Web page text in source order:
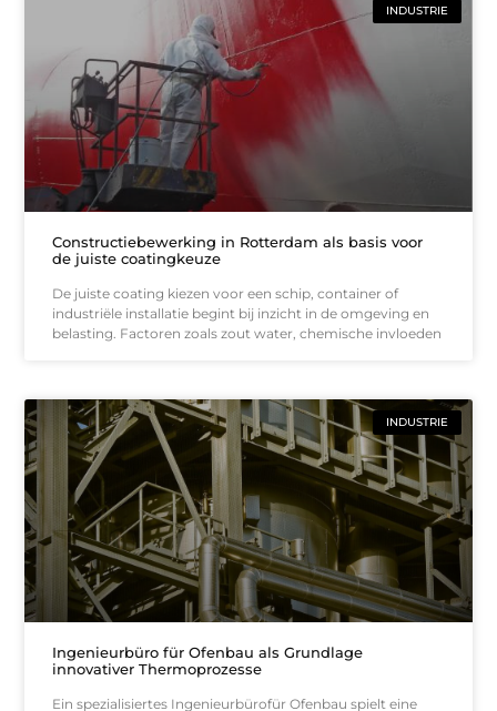
INDUSTRIE
Constructiebewerking in Rotterdam als basis voor
de juiste coatingkeuze
De juiste coating kiezen voor een schip, container of
industriële installatie begint bij inzicht in de omgeving en
belasting. Factoren zoals zout water, chemische invloeden
INDUSTRIE
Ingenieurbüro für Ofenbau als Grundlage
innovativer Thermoprozesse
Ein spezialisiertes Ingenieurbürofür Ofenbau spielt eine